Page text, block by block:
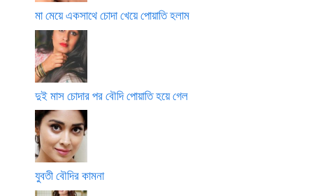
মা মেয়ে একসাথে চোদা খেয়ে পোয়াতি হলাম
দুই মাস চোদার পর বৌদি পোয়াতি হয়ে গেল
যুবতী বৌদির কামনা